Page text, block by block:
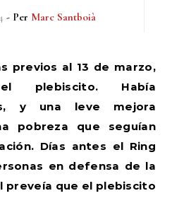
- Per Marc Santboià
plebiscito. Había
y una leve mejora
pobreza que seguían
Días antes el Ring
en defensa de la
preveía que el plebiscito